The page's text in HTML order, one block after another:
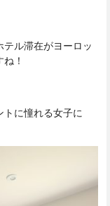
ル滞在がヨーロッ
！
に憧れる女子に